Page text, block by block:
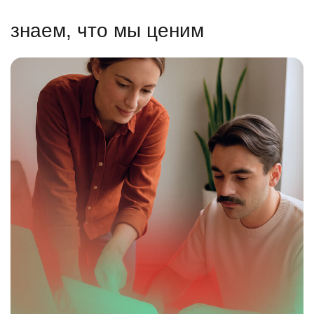
знаем, что мы ценим